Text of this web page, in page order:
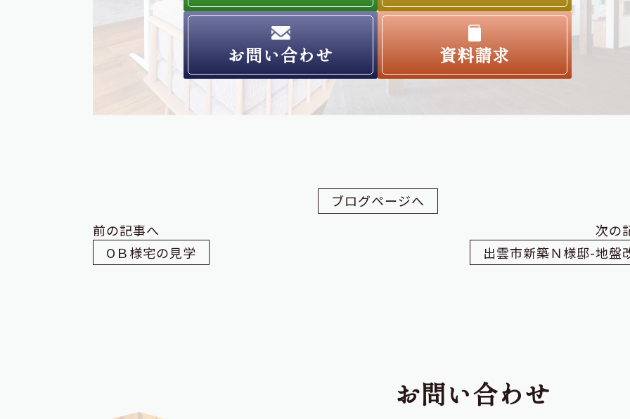
お問い合わせ 資料請求
ブログページへ
前の記事へ
OＢ様宅の見学
次の
出雲市新築Ｎ様邸-地盤
お問い合わせ